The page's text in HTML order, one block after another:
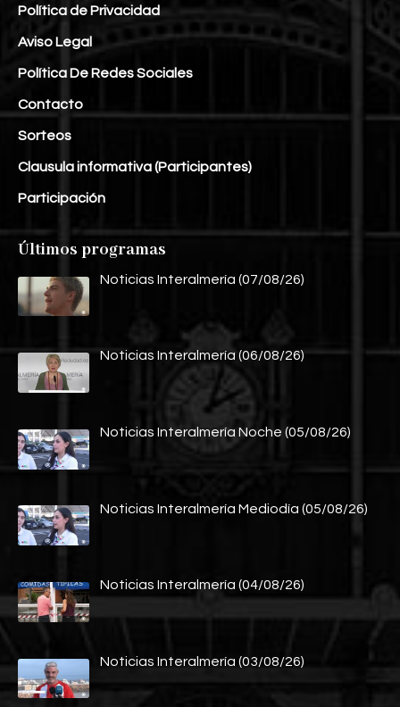
Política de Privacidad
Aviso Legal
Política De Redes Sociales
Contacto
Sorteos
Clausula informativa (Participantes)
Participación
Últimos programas
Noticias Interalmería (07/08/26)
Noticias Interalmería (06/08/26)
Noticias Interalmería Noche (05/08/26)
Noticias Interalmería Mediodía (05/08/26)
Noticias Interalmería (04/08/26)
Noticias Interalmería (03/08/26)